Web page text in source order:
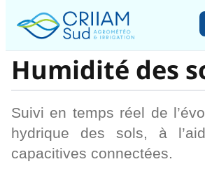
Humidité des
Suivi en temps réel de
hydrique des sols, à
capacitives connectées.